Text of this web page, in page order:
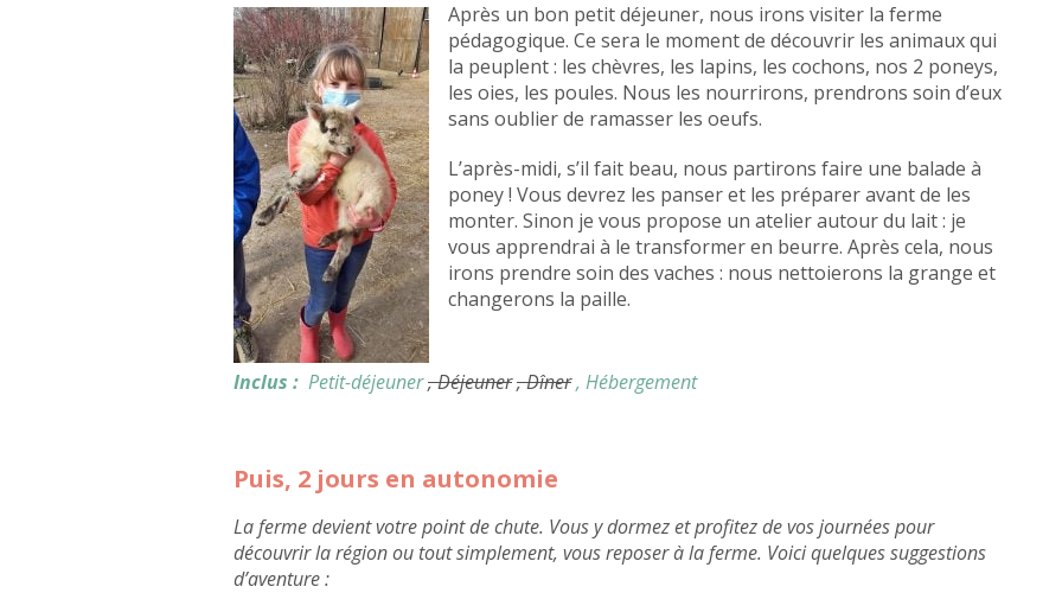
Après un bon petit déjeuner, nous irons visiter la ferme
pédagogique. Ce sera le moment de découvrir les animaux qui
la peuplent : les chèvres, les lapins, les cochons, nos 2 poneys,
les oies, les poules. Nous les nourrirons, prendrons soin d’eux
sans oublier de ramasser les oeufs.
L’après-midi, s’il fait beau, nous partirons faire une balade à
poney ! Vous devrez les panser et les préparer avant de les
monter. Sinon je vous propose un atelier autour du lait : je
vous apprendrai à le transformer en beurre. Après cela, nous
irons prendre soin des vaches : nous nettoierons la grange et
changerons la paille.
Inclus : Petit-déjeuner, Déjeuner, Dîner, Hébergement
Puis, 2 jours en autonomie
La ferme devient votre point de chute. Vous y dormez et profitez de vos journées pour
découvrir la région ou tout simplement, vous reposer à la ferme. Voici quelques suggestions
d’aventure :